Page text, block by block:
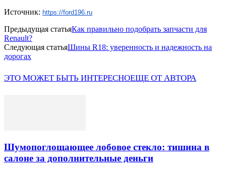
Источник: https://ford196.ru
Предыдущая статьяКак правильно подобрать запчасти для
Renault?
Следующая статьяШины R18: уверенность и надежность на
дорогах
ЭТО МОЖЕТ БЫТЬ ИНТЕРЕСНОЕЩЕ ОТ АВТОРА
Шумопоглощающее лобовое стекло: тишина в
салоне за дополнительные деньги